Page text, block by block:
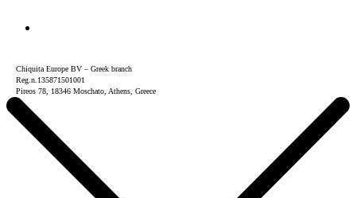
Chiquita Europe BV – Greek branch
Reg.n.135871501001
Pireos 78, 18346 Moschato, Athens, Greece